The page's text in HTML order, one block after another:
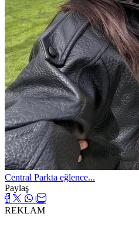
Central Parkta eğlence...
Paylaş
REKLAM